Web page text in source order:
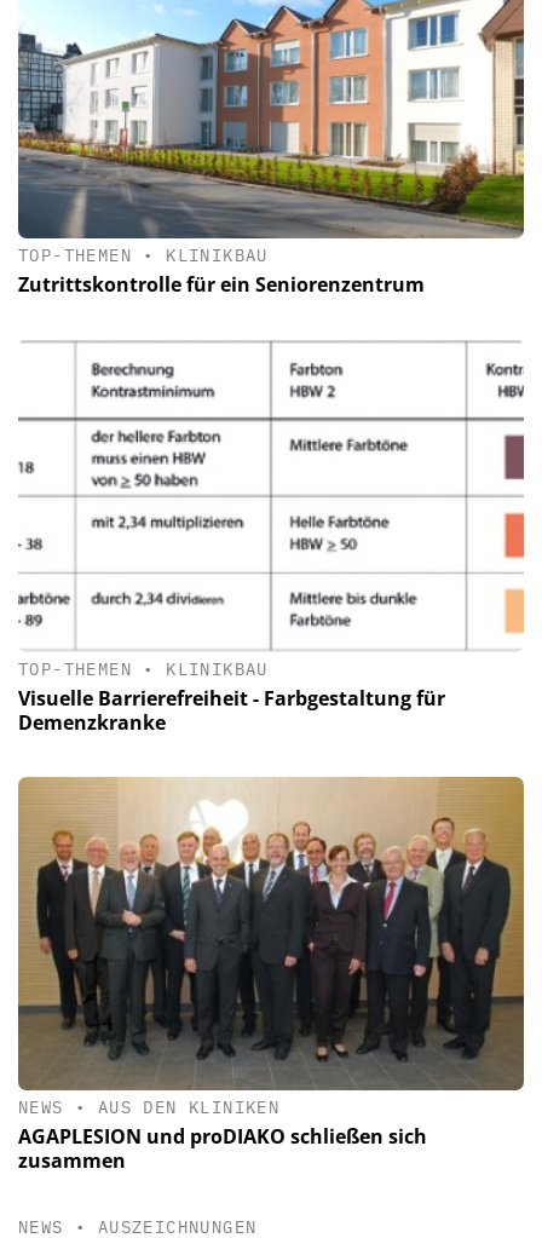
TOP-THEMEN • KLINIKBAU
Zutrittskontrolle für ein Seniorenzentrum
TOP-THEMEN • KLINIKBAU
Visuelle Barrierefreiheit - Farbgestaltung für
Demenzkranke
NEWS • AUS DEN KLINIKEN
AGAPLESION und proDIAKO schließen sich
zusammen
NEWS • AUSZEICHNUNGEN